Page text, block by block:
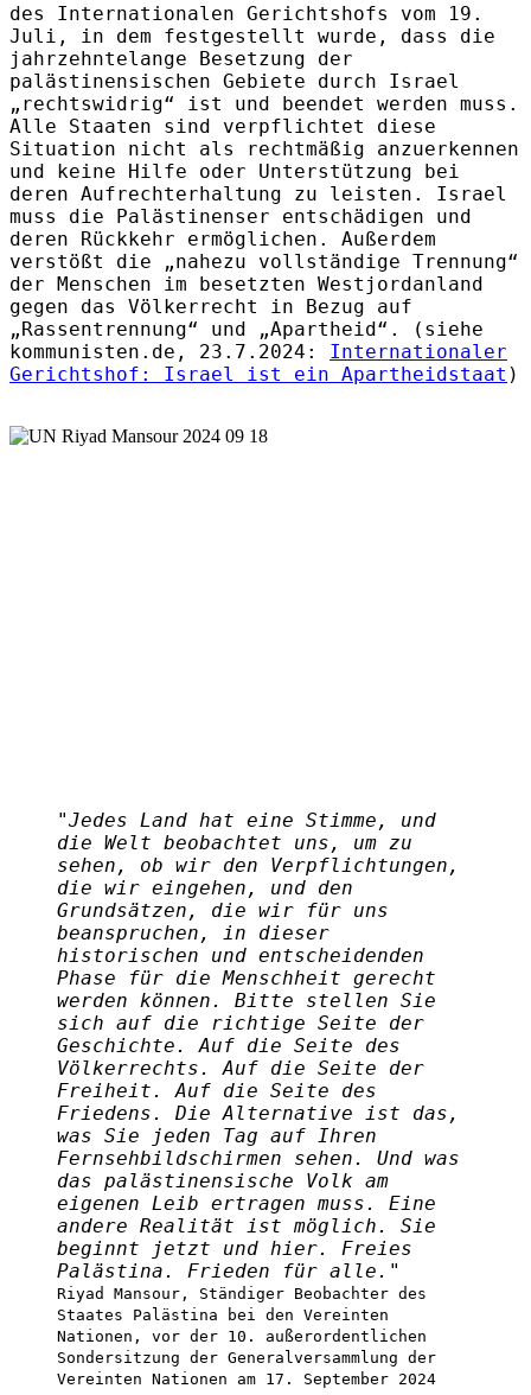
des Internationalen Gerichtshofs vom 19.
Juli, in dem festgestellt wurde, dass die
jahrzehntelange Besetzung der
palästinensischen Gebiete durch Israel
„rechtswidrig“ ist und beendet werden muss.
Alle Staaten sind verpflichtet diese
Situation nicht als rechtmäßig anzuerkennen
und keine Hilfe oder Unterstützung bei
deren Aufrechterhaltung zu leisten. Israel
muss die Palästinenser entschädigen und
deren Rückkehr ermöglichen. Außerdem
verstößt die „nahezu vollständige Trennung“
der Menschen im besetzten Westjordanland
gegen das Völkerrecht in Bezug auf
„Rassentrennung“ und „Apartheid“. (siehe
kommunisten.de, 23.7.2024: Internationaler
Gerichtshof: Israel ist ein Apartheidstaat )
"Jedes Land hat eine Stimme, und
die Welt beobachtet uns, um zu
sehen, ob wir den Verpflichtungen,
die wir eingehen, und den
Grundsätzen, die wir für uns
beanspruchen, in dieser
historischen und entscheidenden
Phase für die Menschheit gerecht
werden können. Bitte stellen Sie
sich auf die richtige Seite der
Geschichte. Auf die Seite des
Völkerrechts. Auf die Seite der
Freiheit. Auf die Seite des
Friedens. Die Alternative ist das,
was Sie jeden Tag auf Ihren
Fernsehbildschirmen sehen. Und was
das palästinensische Volk am
eigenen Leib ertragen muss. Eine
andere Realität ist möglich. Sie
beginnt jetzt und hier. Freies
Palästina. Frieden für alle."
Riyad Mansour, Ständiger Beobachter des
Staates Palästina bei den Vereinten
Nationen, vor der 10. außerordentlichen
Sondersitzung der Generalversammlung der
Vereinten Nationen am 17. September 2024